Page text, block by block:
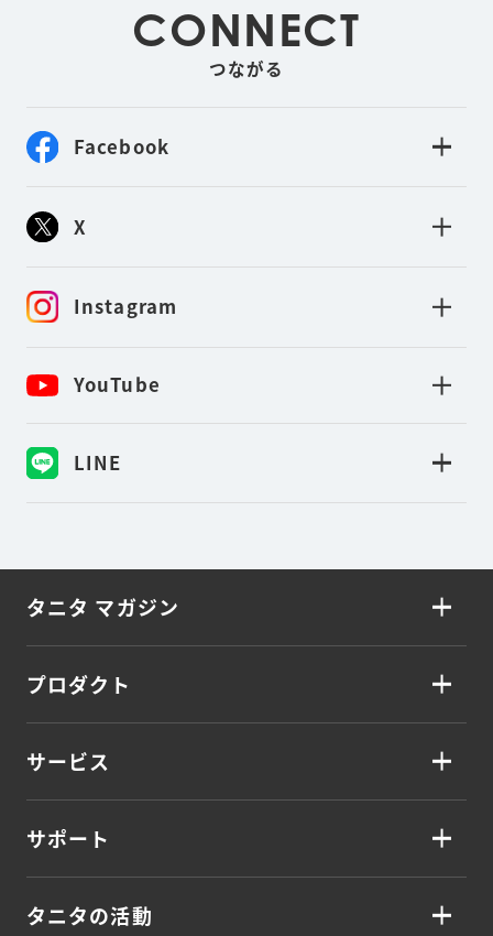
CONNECT
つながる
Facebook
X
Instagram
YouTube
LINE
タニタ マガジン
プロダクト
サービス
サポート
タニタの活動